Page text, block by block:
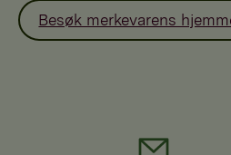
Besøk merkevarens